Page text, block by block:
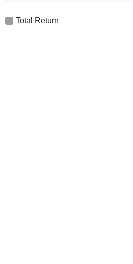
Total Return